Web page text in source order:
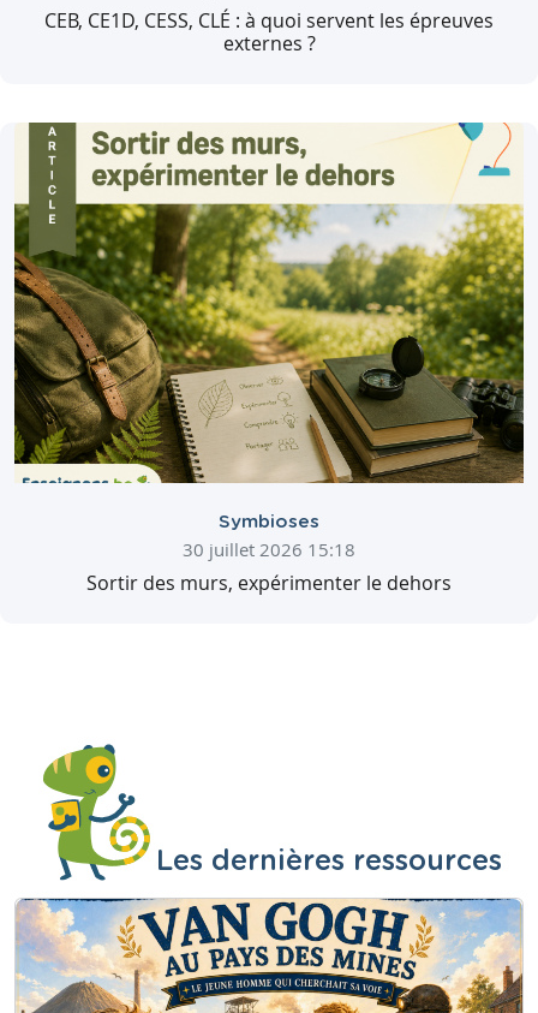
CEB, CE1D, CESS, CLÉ : à quoi servent les épreuves
externes ?
Symbioses
30 juillet 2026 15:18
Sortir des murs, expérimenter le dehors
Les dernières ressources